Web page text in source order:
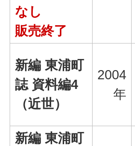
なし
販売終了
新編 東浦町
誌 資料編4
（近世）
2004
年
新編 東浦町